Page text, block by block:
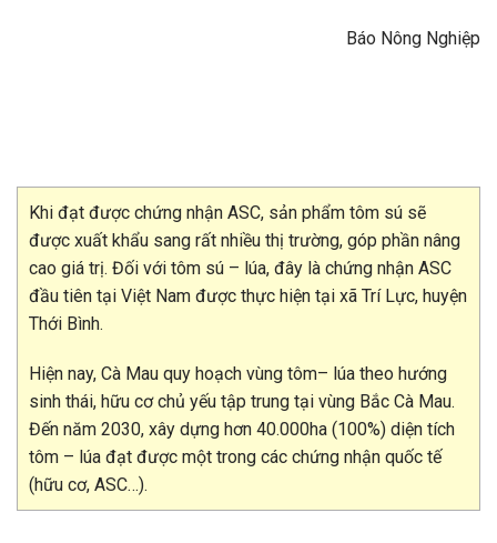
Báo Nông Nghiệp
Khi đạt được chứng nhận ASC, sản phẩm tôm sú sẽ
được xuất khẩu sang rất nhiều thị trường, góp phần nâng
cao giá trị. Đối với tôm sú – lúa, đây là chứng nhận ASC
đầu tiên tại Việt Nam được thực hiện tại xã Trí Lực, huyện
Thới Bình.
Hiện nay, Cà Mau quy hoạch vùng tôm– lúa theo hướng
sinh thái, hữu cơ chủ yếu tập trung tại vùng Bắc Cà Mau.
Đến năm 2030, xây dựng hơn 40.000ha (100%) diện tích
tôm – lúa đạt được một trong các chứng nhận quốc tế
(hữu cơ, ASC…).